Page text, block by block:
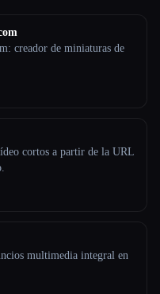
creador de miniaturas de
cortos a partir de la URL
multimedia integral en